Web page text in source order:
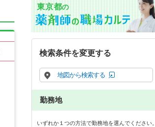
東京都の
検索条件を変更する
地図から検索する
勤務地
いずれか１つの方法で勤務地を選んでください。